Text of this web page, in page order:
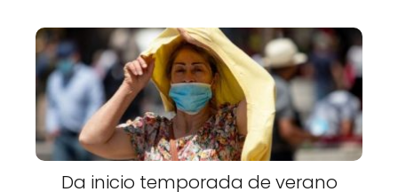
Da inicio temporada de verano